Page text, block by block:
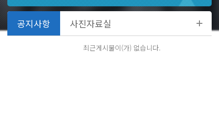
31
08.31 ~
제1학기 종료, 하기휴가 종료
최근게시물이(가) 없습니다.